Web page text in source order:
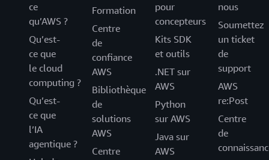
ce
qu’AWS ?
Qu’est-
ce que
le cloud
computing ?
Qu’est-
ce que
l’IA
agentique ?
Formation
Centre
de
confiance
AWS
Bibliothèque
de
solutions
AWS
Centre
pour
concepteurs
Kits SDK
et outils
.NET sur
AWS
Python
sur AWS
Java sur
AWS
nous
Soumettez
un ticket
de
support
AWS
re:Post
Centre
de